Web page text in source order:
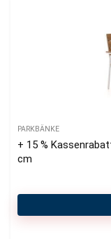
PARKBÄNKE
+ 15 %
cm